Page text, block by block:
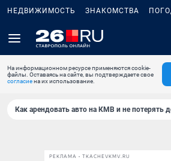
НЕДВИЖИМОСТЬ ЗНАКОМСТВА
На информационном ресурсе применяются cookie-
файлы. Оставаясь на сайте, вы подтверждаете свое
согласиена их использование.
Как арендовать авто на КМВ и не потерять
РЕКЛАМА • TKACHEVKMV.RU